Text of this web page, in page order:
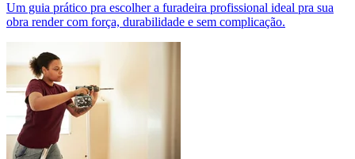
Um guia prático pra escolher a furadeira profissional ideal pra sua
obra render com força, durabilidade e sem complicação.